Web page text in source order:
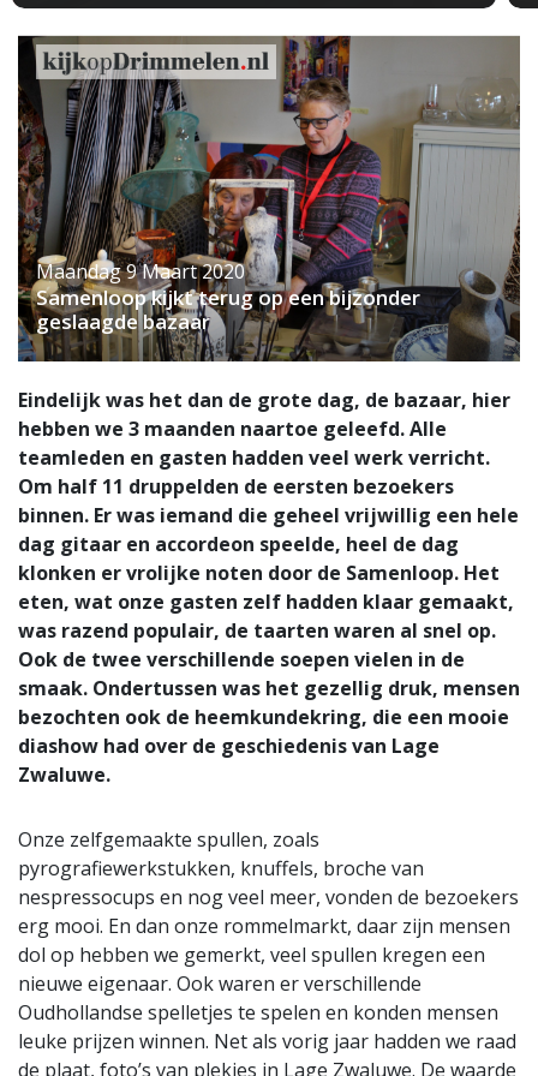
Maandag 9 Maart 2020
Samenloop kijkt terug op een bijzonder
geslaagde bazaar
Eindelijk was het dan de grote dag, de bazaar, hier
hebben we 3 maanden naartoe geleefd. Alle
teamleden en gasten hadden veel werk verricht.
Om half 11 druppelden de eersten bezoekers
binnen. Er was iemand die geheel vrijwillig een hele
dag gitaar en accordeon speelde, heel de dag
klonken er vrolijke noten door de Samenloop. Het
eten, wat onze gasten zelf hadden klaar gemaakt,
was razend populair, de taarten waren al snel op.
Ook de twee verschillende soepen vielen in de
smaak. Ondertussen was het gezellig druk, mensen
bezochten ook de heemkundekring, die een mooie
diashow had over de geschiedenis van Lage
Zwaluwe.
Onze zelfgemaakte spullen, zoals
pyrografiewerkstukken, knuffels, broche van
nespressocups en nog veel meer, vonden de bezoekers
erg mooi. En dan onze rommelmarkt, daar zijn mensen
dol op hebben we gemerkt, veel spullen kregen een
nieuwe eigenaar. Ook waren er verschillende
Oudhollandse spelletjes te spelen en konden mensen
leuke prijzen winnen. Net als vorig jaar hadden we raad
de plaat, foto’s van plekjes in Lage Zwaluwe. De waarde